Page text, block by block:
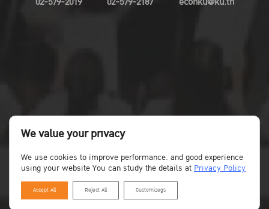
Copyright©Faculty of Economics KU
We value your privacy
We use cookies to improve performance. and good experience
using your website You can study the details atPrivacy Policy
Accept All Reject All Customizegs